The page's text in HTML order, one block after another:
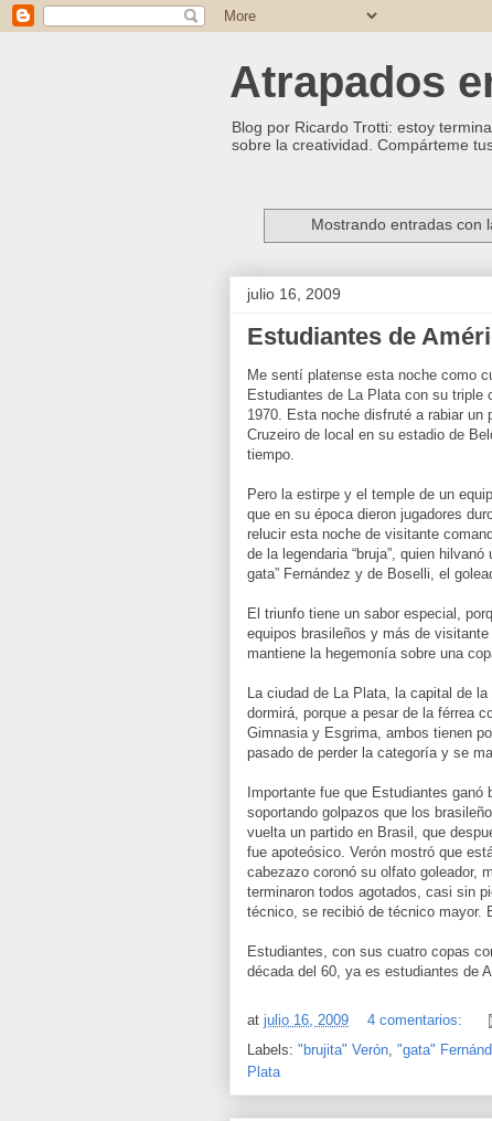
Atrapados
Blog por Ricardo Trotti: estoy
sobre la creatividad. Compárteme
Mostrando entradas con
julio 16, 2009
Estudiantes de
Me sentí platense esta noche como
Estudiantes de La Plata con su triple
1970. Esta noche disfruté a rabiar un
Cruzeiro de local en su estadio de
tiempo.
Pero la estirpe y el temple de un
que en su época dieron jugadores
relucir esta noche de visitante
de la legendaria “bruja”, quien
gata” Fernández y de Boselli, el
El triunfo tiene un sabor especial,
equipos brasileños y más de
mantiene la hegemonía sobre una
La ciudad de La Plata, la capital de
dormirá, porque a pesar de la férrea
Gimnasia y Esgrima, ambos tienen
pasado de perder la categoría y se
Importante fue que Estudiantes
soportando golpazos que los
vuelta un partido en Brasil, que
fue apoteósico. Verón mostró que
cabezazo coronó su olfato goleador,
terminaron todos agotados, casi sin
técnico, se recibió de técnico mayor.
Estudiantes, con sus cuatro copas
década del 60, ya es estudiantes de
at julio 16, 2009
4 comentarios:
Labels: "brujita" Verón "gata"
Plata